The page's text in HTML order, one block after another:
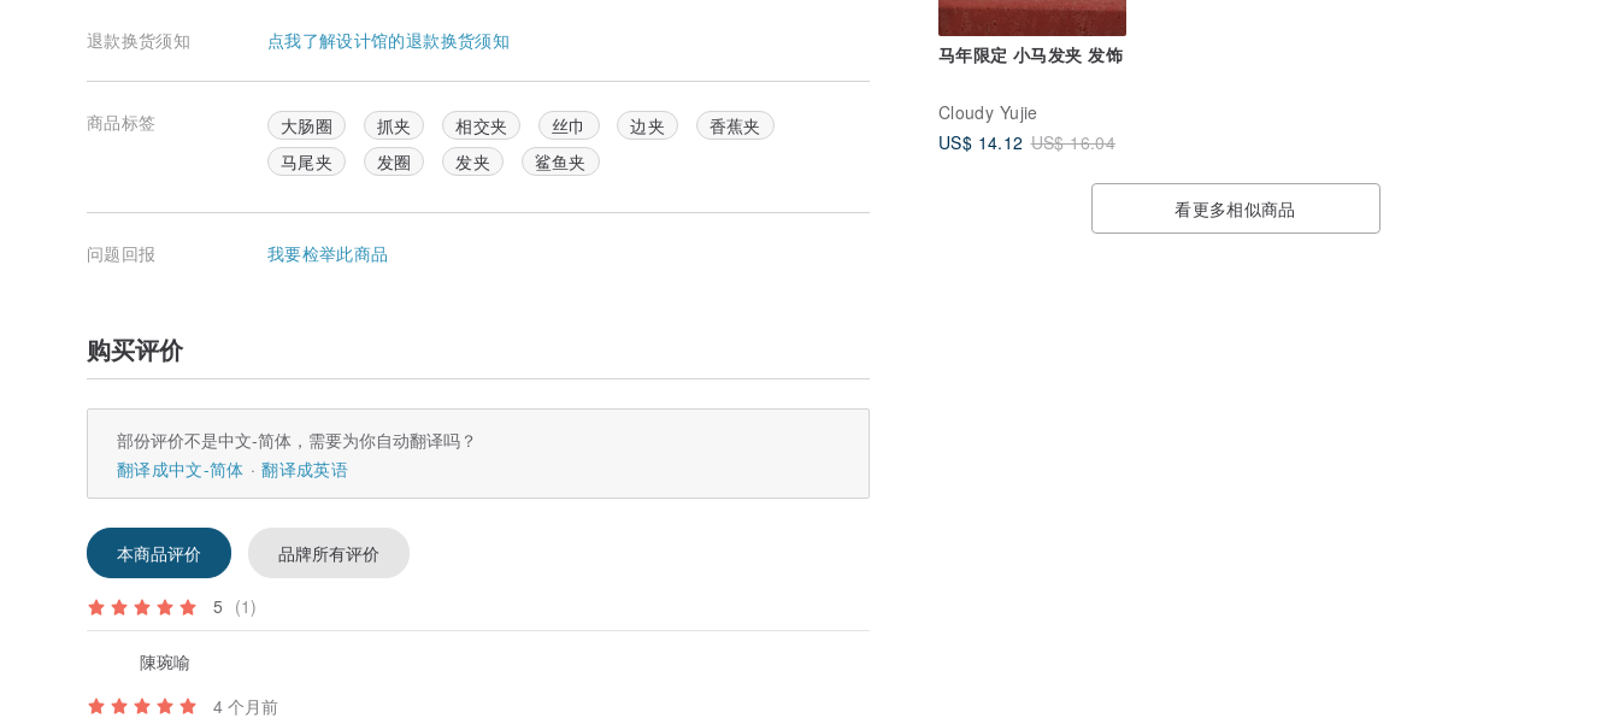
马年限定 小马发夹 发饰
Cloudy Yujie
US$ 14.12 US$ 16.04
看更多相似商品
退款换货须知 点我了解设计馆的退款换货须知
商品标签 大肠圈 抓夹 相交夹 丝巾 边夹
香蕉夹
马尾夹
发圈 发夹 鲨鱼夹
问题回报 我要检举此商品
购买评价
部份评价不是中文-简体，需要为你自动翻译吗？
翻译成中文-简体
翻译成英语
本商品评价 品牌所有评价
5 (1)
陳琬喻
4 个月前